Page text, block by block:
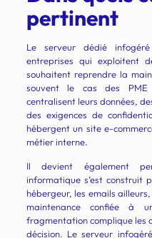
pertinent
Le serveur dédié
entreprises qui exploitent
souhaitent reprendre la
souvent le cas des PME
centralisent leurs données,
des exigences de
hébergent un site e-
métier interne.
Il devient également
informatique s’est construit
hébergeur, les emails
maintenance confiée à
fragmentation complique les
décision. Le serveur